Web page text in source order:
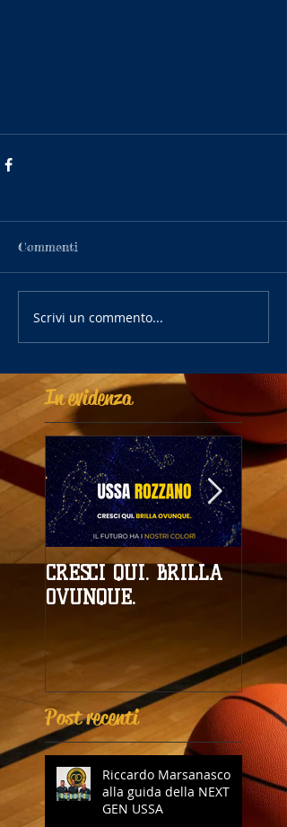
Commenti
Scrivi un commento...
In evidenza
CRESCI QUI. BRILLA
OVUNQUE.
Post recenti
Riccardo Marsanasco
alla guida della NEXT
GEN USSA